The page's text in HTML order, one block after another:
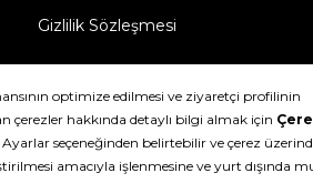
Gizlilik Sözleşmesi